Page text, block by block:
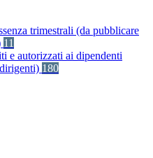
trimestrali (da pubblicare
11
e autorizzati ai dipendenti
180